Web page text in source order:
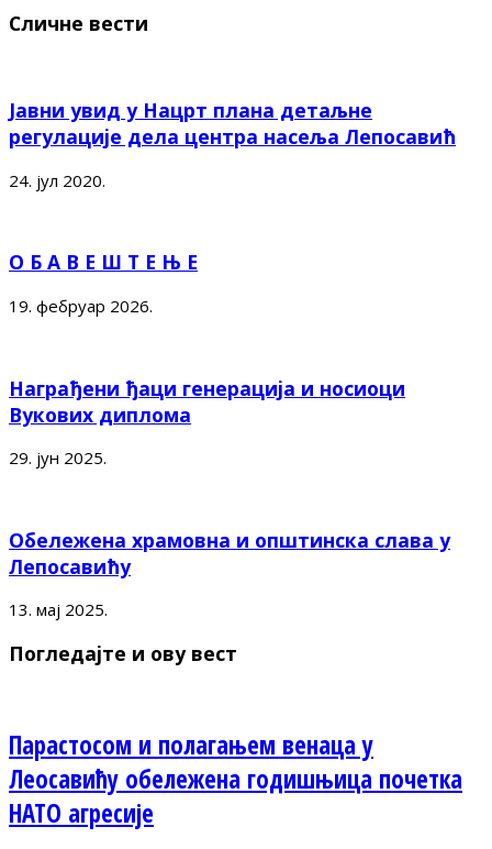
Сличне вести
Јавни увид у Нацрт плана детаљне
регулације дела центра насеља Лепосавић
24. јул 2020.
О Б А В Е Ш Т Е Њ Е
19. фебруар 2026.
Награђени ђаци генерација и носиоци
Вукових диплома
29. јун 2025.
Обележена храмовна и општинска слава у
Лепосавићу
13. мај 2025.
Погледајте и ову вест
Парастосом и полагањем венаца у
Леосавићу обележена годишњица почетка
НАТО агресије